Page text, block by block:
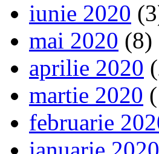
iunie 2020
mai 2020 (8)
aprilie 2020
martie 2020
februarie